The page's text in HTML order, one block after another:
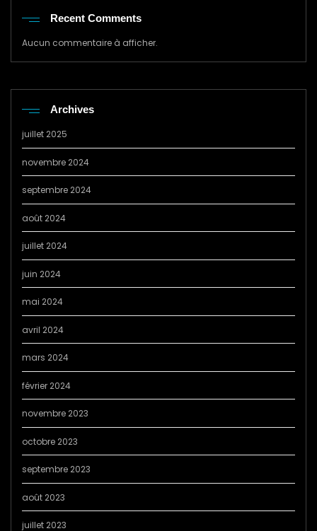
Recent Comments
Aucun commentaire à afficher.
Archives
juillet 2025
novembre 2024
septembre 2024
août 2024
juillet 2024
juin 2024
mai 2024
avril 2024
mars 2024
février 2024
novembre 2023
octobre 2023
septembre 2023
août 2023
juillet 2023